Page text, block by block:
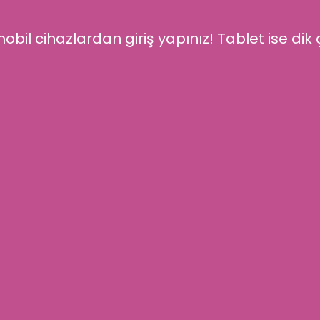
cihazlardan giriş yapınız! Tablet ise dik